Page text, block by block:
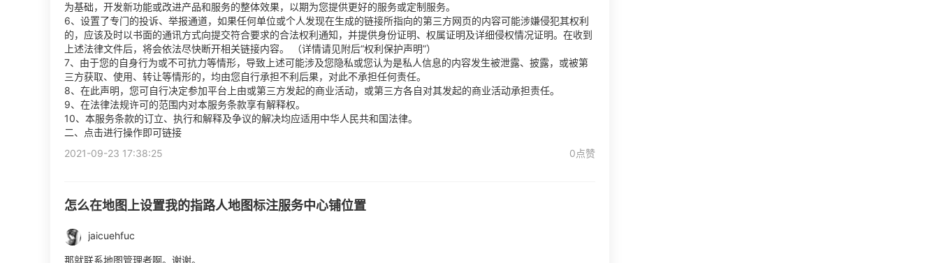
为基础，开发新功能或改进产品和服务的整体效果，以期为您提供更好的服务或定制服务。
6、设置了专门的投诉、举报通道，如果任何单位或个人发现在生成的链接所指向的第三方网页的内容可能涉嫌侵犯其权利
的，应该及时以书面的通讯方式向提交符合要求的合法权利通知，并提供身份证明、权属证明及详细侵权情况证明。在收到
上述法律文件后，将会依法尽快断开相关链接内容。 （详情请见附后“权利保护声明”）
7、由于您的自身行为或不可抗力等情形，导致上述可能涉及您隐私或您认为是私人信息的内容发生被泄露、披露，或被第
三方获取、使用、转让等情形的，均由您自行承担不利后果，对此不承担任何责任。
8、在此声明，您可自行决定参加平台上由或第三方发起的商业活动，或第三方各自对其发起的商业活动承担责任。
9、在法律法规许可的范围内对本服务条款享有解释权。
10、本服务条款的订立、执行和解释及争议的解决均应适用中华人民共和国法律。
二、点击进行操作即可链接
2021-09-23 17:38:25
0点赞
怎么在地图上设置我的指路人地图标注服务中心铺位置
jaicuehfuc
那就联系地图管理者啊。谢谢。